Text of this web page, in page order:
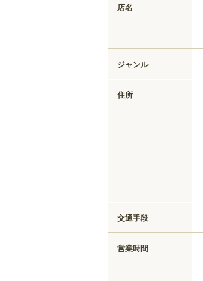
店名
ジャンル
住所
交通手段
営業時間